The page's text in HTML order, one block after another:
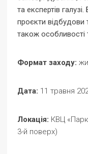
та експертів
проєкти відбудови
також особливості
Формат заходу:
Дата: 11 травня
Локація: КВЦ
3-й поверх)